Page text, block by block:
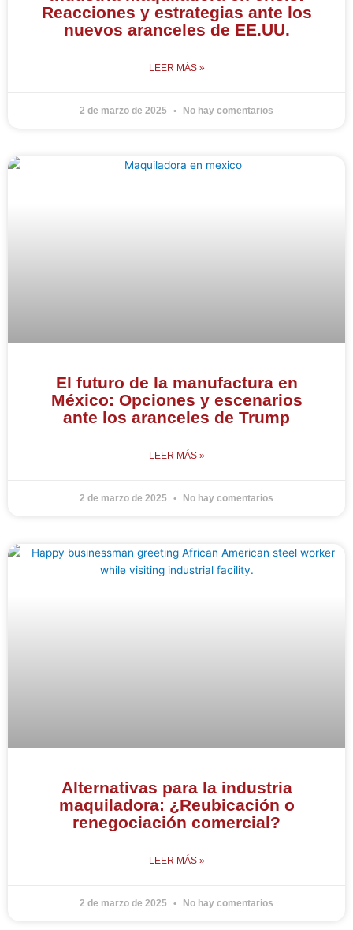
Reacciones y estrategias ante los
nuevos aranceles de EE.UU.
LEER MÁS »
2 de marzo de 2025 No hay comentarios
El futuro de la manufactura en
México: Opciones y escenarios
ante los aranceles de Trump
LEER MÁS »
2 de marzo de 2025 No hay comentarios
Alternativas para la industria
maquiladora: ¿Reubicación o
renegociación comercial?
LEER MÁS »
2 de marzo de 2025 No hay comentarios